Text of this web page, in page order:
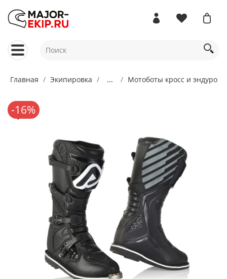
Главная Экипировка ... Мотоботы кросс и эндуро
-16%